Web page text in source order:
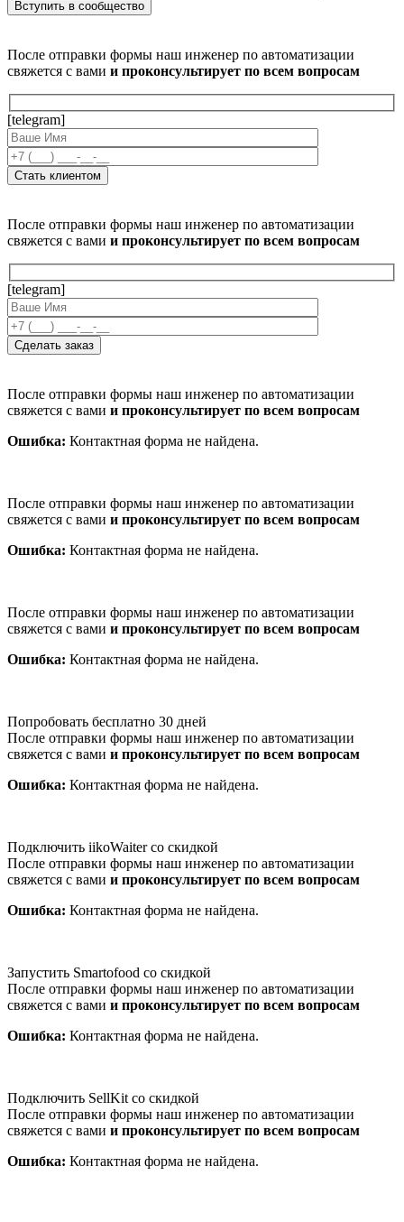
После отправки формы наш инженер по автоматизации
свяжется с вами и проконсультирует по всем вопросам
[telegram]
После отправки формы наш инженер по автоматизации
свяжется с вами и проконсультирует по всем вопросам
[telegram]
После отправки формы наш инженер по автоматизации
свяжется с вами и проконсультирует по всем вопросам
Ошибка: Контактная форма не найдена.
После отправки формы наш инженер по автоматизации
свяжется с вами и проконсультирует по всем вопросам
Ошибка: Контактная форма не найдена.
После отправки формы наш инженер по автоматизации
свяжется с вами и проконсультирует по всем вопросам
Ошибка: Контактная форма не найдена.
Попробовать бесплатно 30 дней
После отправки формы наш инженер по автоматизации
свяжется с вами и проконсультирует по всем вопросам
Ошибка: Контактная форма не найдена.
Подключить iikoWaiter со скидкой
После отправки формы наш инженер по автоматизации
свяжется с вами и проконсультирует по всем вопросам
Ошибка: Контактная форма не найдена.
Запустить Smartofood со скидкой
После отправки формы наш инженер по автоматизации
свяжется с вами и проконсультирует по всем вопросам
Ошибка: Контактная форма не найдена.
Подключить SellKit со скидкой
После отправки формы наш инженер по автоматизации
свяжется с вами и проконсультирует по всем вопросам
Ошибка: Контактная форма не найдена.